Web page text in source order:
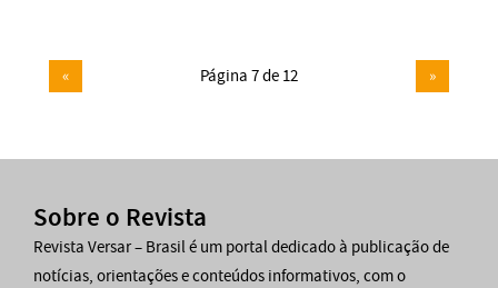
Página 7 de 12
« »
Sobre o Revista
Revista Versar – Brasil é um portal dedicado à publicação de
notícias, orientações e conteúdos informativos, com o